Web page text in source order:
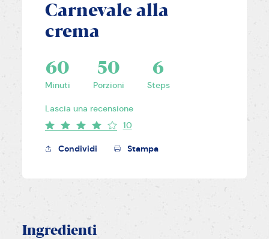
Carnevale alla
crema
60
Minuti
50
Porzioni
6
Steps
Lascia una recensione
10
Condividi Stampa
Ingredienti